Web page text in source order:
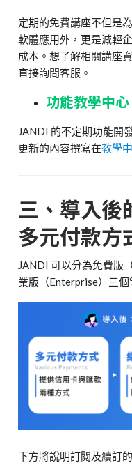
定期的免費講座不但是
軟體應用外，更是減輕
成本。想了解相關講座
直接詢問客服。
功能教學中心
JANDI 的不定期功能開
更新的內容撰寫在教學
三、導入後
多元付款方
JANDI 可以分為免費版
業版（Enterprise）三個
下方將說明訂閱及續訂